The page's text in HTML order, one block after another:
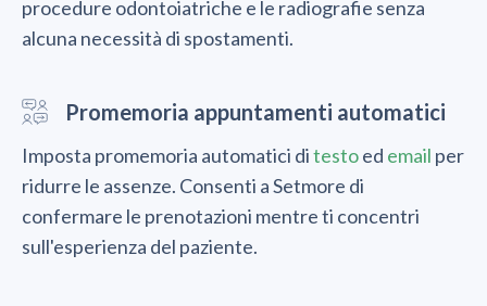
procedure odontoiatriche e le radiografie senza
alcuna necessità di spostamenti.
Promemoria appuntamenti automatici
Imposta promemoria automatici ditestoed email per
ridurre le assenze. Consenti a Setmore di
confermare le prenotazioni mentre ti concentri
sull'esperienza del paziente.